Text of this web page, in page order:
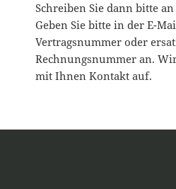
Schreiben Sie dann bitte an
Geben Sie bitte in der E-
Vertragsnummer oder
Rechnungsnummer an.
mit Ihnen Kontakt auf.